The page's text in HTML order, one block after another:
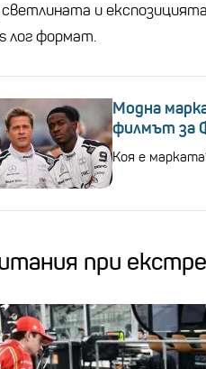
светлината и
лог формат.
Модна
филмът за
Коя е
при